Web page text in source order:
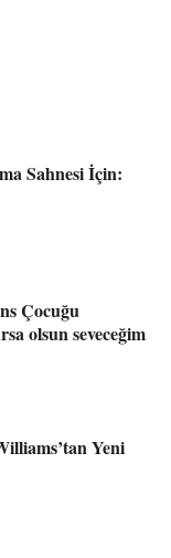
Sahnesi İçin:
Çocuğu
olsun seveceğim
Yeni